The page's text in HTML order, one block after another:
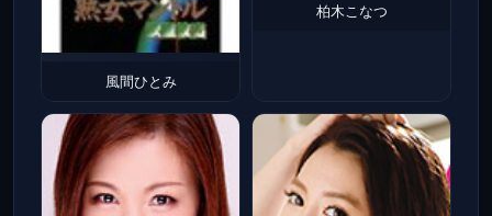
風間ひとみ
柏木こなつ